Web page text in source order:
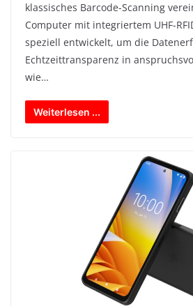
klassisches Barcode-Scanning
Computer mit integriertem UHF-
speziell entwickelt, um die
Echtzeittransparenz in
wie…
Weiterlesen ...